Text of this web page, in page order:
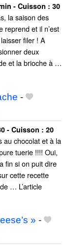
- Cuisson : 30
la saison des
reprend et il n’est
filer ! A
deux
et la brioche à …
-
- Cuisson : 20
au chocolat et à la
tuerie !!!! Oui,
fin si on puit dire
cette recette
… L’article
» -